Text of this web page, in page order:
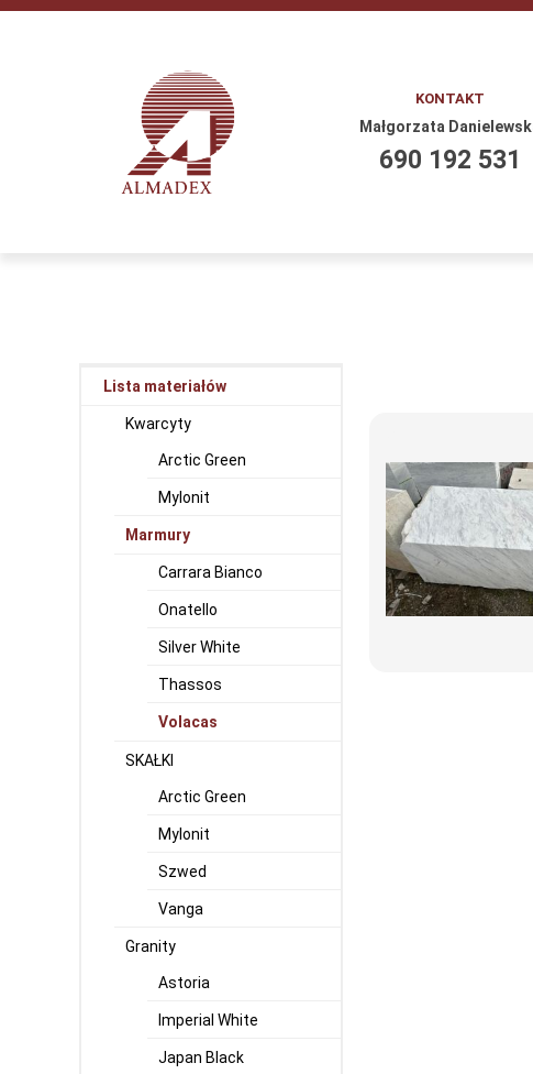
KONTAKT
Małgorzata
690 192 531
Lista materiałów
Kwarcyty
Arctic Green
Mylonit
Marmury
Carrara Bianco
Onatello
Silver White
Thassos
Volacas
SKAŁKI
Arctic Green
Mylonit
Szwed
Vanga
Granity
Astoria
Imperial White
Japan Black